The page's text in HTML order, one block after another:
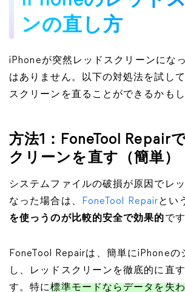
ンの直し方
iPhoneが突然レッドスクリーンにな
はありません。以下の対処法を試し
スクリーンを直ることができるかもし
方法1：FoneTool Repair
クリーンを直す（簡単）
システムファイルの破損が原因でレ
なった場合は、
FoneTool Repairとい
を使っうのが比較的安全で効果的 です
FoneTool Repairは、簡単にiPhoneの
し、レッドスクリーンを徹底的に直
す。特に標準モードならデータを失